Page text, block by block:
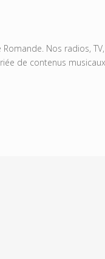
Nos radios,
de contenus